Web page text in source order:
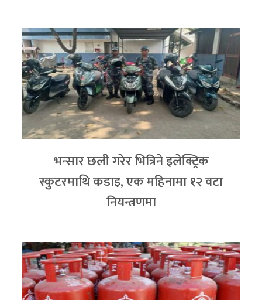
भन्सार छली गरेर भित्रिने इलेक्ट्रिक
स्कुटरमाथि कडाइ, एक महिनामा १२ वटा
नियन्त्रणमा